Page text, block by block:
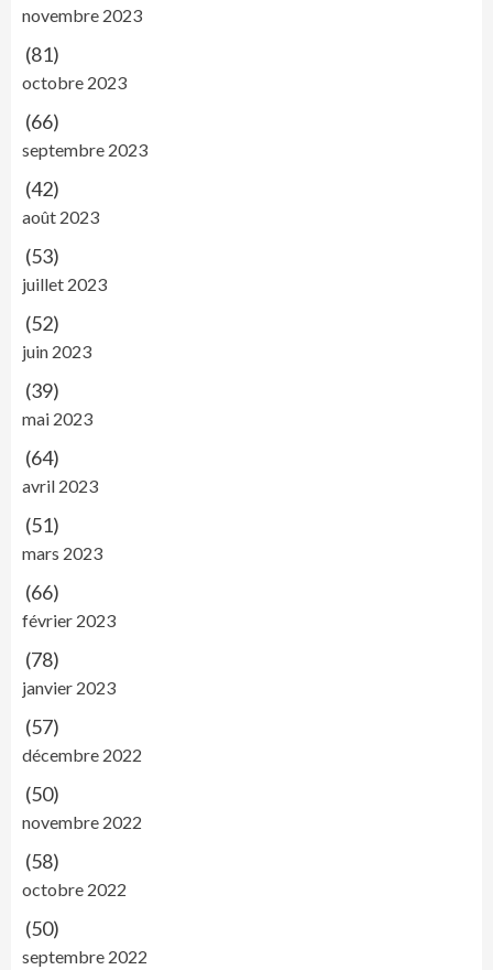
novembre 2023
(81)
octobre 2023
(66)
septembre 2023
(42)
août 2023
(53)
juillet 2023
(52)
juin 2023
(39)
mai 2023
(64)
avril 2023
(51)
mars 2023
(66)
février 2023
(78)
janvier 2023
(57)
décembre 2022
(50)
novembre 2022
(58)
octobre 2022
(50)
septembre 2022